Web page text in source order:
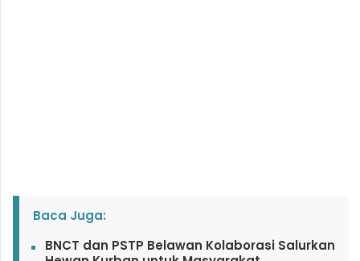
Baca Juga:
BNCT dan PSTP Belawan Kolaborasi Salurkan